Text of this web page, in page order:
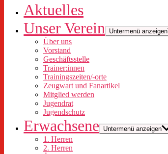
Aktuelles
Unser Verein
Untermenü anzeigen
Über uns
Vorstand
Geschäftsstelle
Trainer:innen
Trainingszeiten/-orte
Zeugwart und Fanartikel
Mitglied werden
Jugendrat
Jugendschutz
Erwachsene Untermenü anzeigen
1. Herren
2. Herren